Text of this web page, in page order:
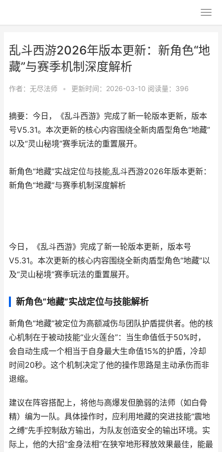
乱斗西游2026年版本更新：新角色“地
藏”与赛季机制深度解析
作者： 无尽法师 • 更新时间：2026-03-10 阅读量：396
摘要：今日，《乱斗西游》完成了新一轮版本更新，版本
号V5.31。本次更新的核心内容围绕全新肉盾型角色“地藏”
以及“灵山秘境”赛季玩法的重置展开。
新角色“地藏”实战定位与技能,乱斗西游2026年版本更新：
新角色“地藏”与赛季机制深度解析
今日，《乱斗西游》完成了新一轮版本更新，版本号
V5.31。本次更新的核心内容围绕全新肉盾型角色“地藏”以
及“灵山秘境”赛季玩法的重置展开。
新角色“地藏”实战定位与技能解析
新角色“地藏”被定位为高额减伤与团队护盾提供者。他的核
心机制在于被动技能“业火莲台”：当生命值低于50%时，
会自动生成一个相当于自身最大生命值15%的护盾，冷却
时间20秒。这个机制决定了他的操作思路是主动承伤而非
退缩。
建议在阵容搭配上，将他与高爆发但脆弱的法师（如白骨
精）编为一队。具体操作时，应利用地藏的突进技能“震地
之缚”先手控制敌方输出，为队友创造安全的输出环境。实
际上，他的大招“金身法相”在狭窄地形释放效果最佳，能最